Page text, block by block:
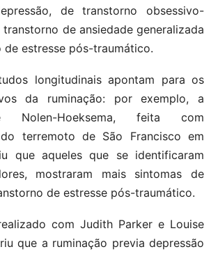
de transtorno obsessivo-
de ansiedade generalizada
estresse pós-traumático.
longitudinais apontam para os
da ruminação: por exemplo, a
Nolen-Hoeksema, feita com
terremoto de São Francisco em
que aqueles que se identificaram
mostraram mais sintomas de
de estresse pós-traumático.
com Judith Parker e Louise
que a ruminação previa depressão